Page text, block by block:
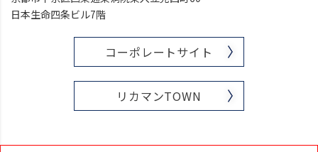
日本生命四条ビル7階
コーポレートサイト
リカマンTOWN